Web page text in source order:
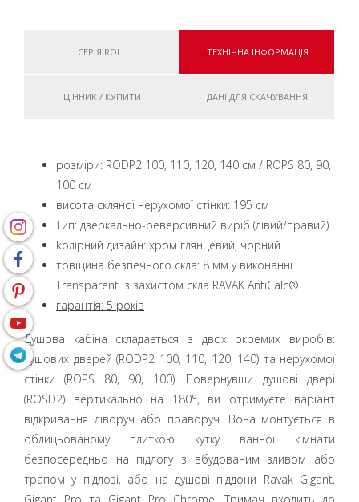
СЕРІЯ ROLL ТЕХНІЧНА ІНФОРМАЦІЯ
ЦІННИК / КУПИТИ ДАНІ ДЛЯ СКАЧУВАННЯ
розміри: RODP2 100, 110, 120, 140 см / ROPS 80, 90,
100 см
висота скляної нерухомої стінки: 195 cм
Тип: дзеркально-реверсивний виріб (лівий/правий)
kолірний дизайн: хром глянцевий, чорний
товщина безпечного скла: 8 мм у виконанні
Transparent із захистом скла RAVAK AntiCalc®
гарантія: 5 років
Душова кабіна складається з двох окремих виробів:
душових дверей (RODP2 100, 110, 120, 140) та нерухомої
стінки (ROPS 80, 90, 100). Повернувши душові двері
(ROSD2) вертикально на 180°, ви отримуєте варіант
відкривання ліворуч або праворуч. Вона монтується в
облицьованому плиткою кутку ванної кімнати
безпосередньо на підлогу з вбудованим зливом або
трапом у підлозі, або на душові піддони Ravak Gigant,